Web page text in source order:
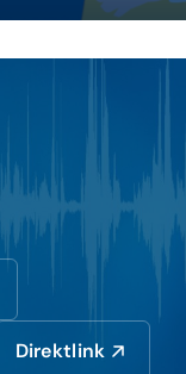
Direktlink